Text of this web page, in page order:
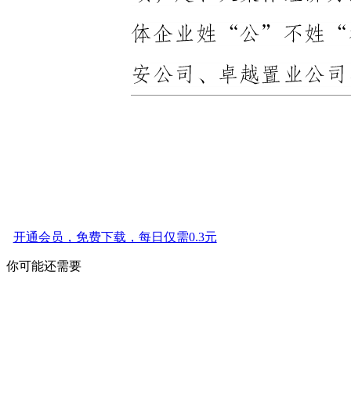
开通会员，免费下载，每日仅需0.3元
你可能还需要